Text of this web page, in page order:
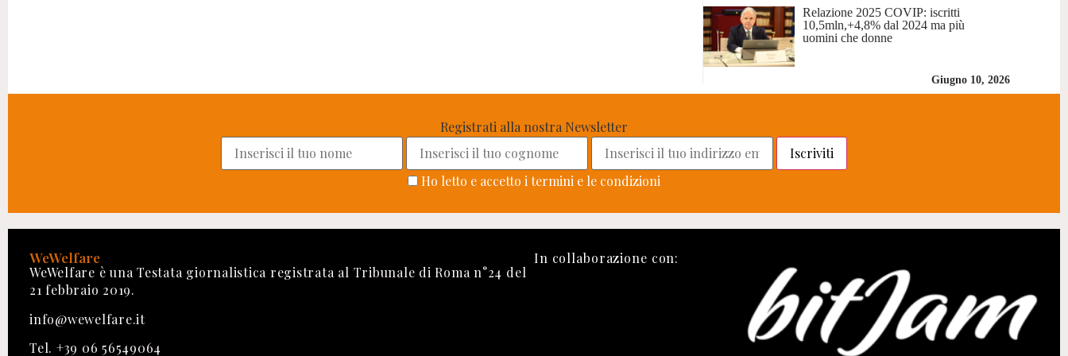
Relazione 2025 COVIP: iscritti
10,5mln,+4,8% dal 2024 ma più
uomini che donne
Giugno 10, 2026
Registrati alla nostra Newsletter
Ho letto e accetto i termini e le condizioni
WeWelfare
WeWelfare è una Testata giornalistica registrata al Tribunale di Roma n°24 del
21 febbraio 2019.
info@wewelfare.it
Tel. +39 06 56549064
In collaborazione con: